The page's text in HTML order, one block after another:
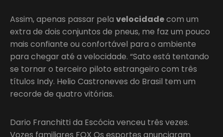
Assim, apenas passar pela velocidadecom um
extra de dois conjuntos de pneus, me faz um pouco
mais confiante ou confortável para o ambiente
para chegar até a velocidade. “Sato está tentando
se tornar o terceiro piloto estrangeiro com três
títulos Indy. Helio Castroneves do Brasil tem um
recorde de quatro vitórias.
Dario Franchitti da Escócia venceu três vezes.